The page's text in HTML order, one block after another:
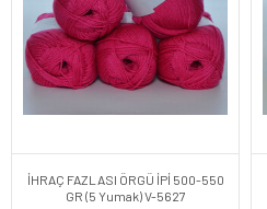
İHRAÇ FAZLASI ÖRGÜ İPİ 500-550
GR (5 Yumak) V-5627